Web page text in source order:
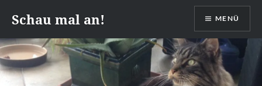
Inhalt
springen
Schau mal an! MENÜ